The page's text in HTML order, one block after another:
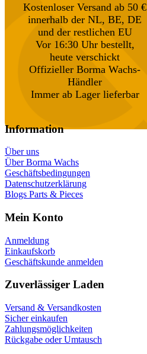
Kostenloser Versand ab 50 €
innerhalb der NL, BE, DE
und der restlichen EU
Vor 16:30 Uhr bestellt,
heute verschickt
Offizieller Borma Wachs-
Händler
Immer ab Lager lieferbar
Information
Über uns
Über Borma Wachs
Geschäftsbedingungen
Datenschutzerklärung
Blogs Parts & Pieces
Mein Konto
Anmeldung
Einkaufskorb
Geschäftskunde anmelden
Zuverlässiger Laden
Versand & Versandkosten
Sicher einkaufen
Zahlungsmöglichkeiten
Rückgabe oder Umtausch